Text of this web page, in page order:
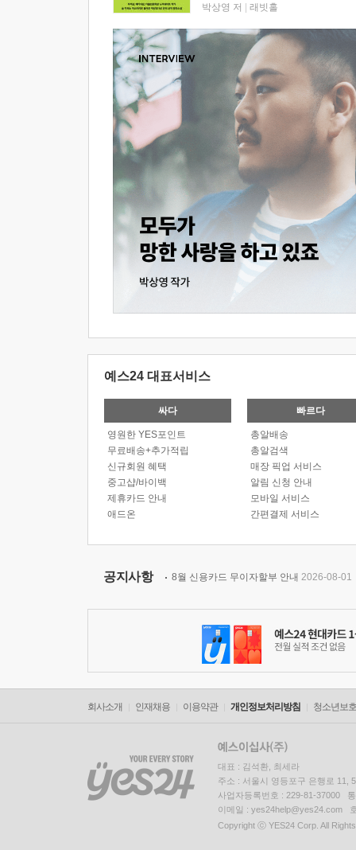
박상영 저 래빗홀
예스24 대표서비스
싸다
영원한 YES포인트
무료배송+추가적립
신규회원 혜택
중고샵/바이백
제휴카드 안내
애드온
빠르다
총알배송
총알검색
매장 픽업 서비스
알림 신청 안내
모바일 서비스
간편결제 서비스
공지사항 8월 신용카드 무이자할부 안내 2026-08-01
회사소개 인재채용 이용약관 개인정보처리방침 청소년보
대표 : 김석환, 최세라
주소 : 서울시 영등포구 은행로 11,
사업자등록번호 : 229-81-37000
이메일 : yes24help@yes24.com
Copyright ⓒ YES24 Corp. All